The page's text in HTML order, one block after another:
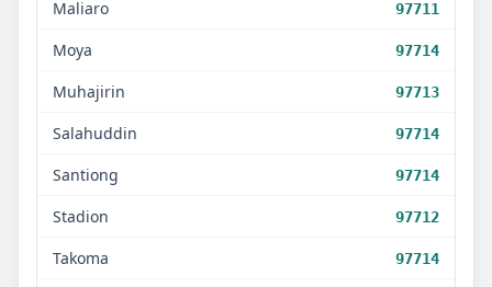
Maliaro 97711
Moya 97714
Muhajirin 97713
Salahuddin 97714
Santiong 97714
Stadion 97712
Takoma 97714